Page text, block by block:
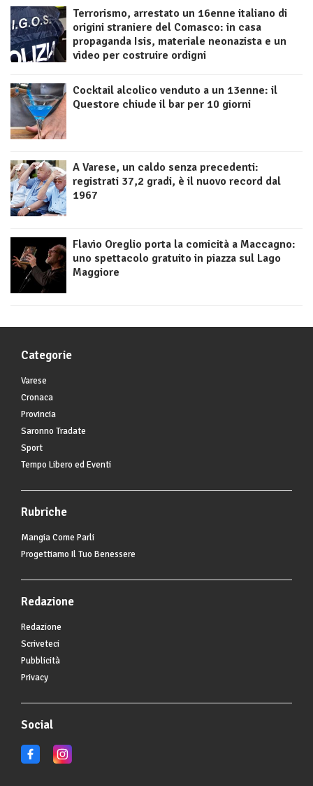
Terrorismo, arrestato un 16enne italiano di
origini straniere del Comasco: in casa
propaganda Isis, materiale neonazista e un
video per costruire ordigni
Cocktail alcolico venduto a un 13enne: il
Questore chiude il bar per 10 giorni
A Varese, un caldo senza precedenti:
registrati 37,2 gradi, è il nuovo record dal
1967
Flavio Oreglio porta la comicità a Maccagno:
uno spettacolo gratuito in piazza sul Lago
Maggiore
Categorie
Varese
Cronaca
Provincia
Saronno Tradate
Sport
Tempo Libero ed Eventi
Rubriche
Mangia Come Parli
Progettiamo Il Tuo Benessere
Redazione
Redazione
Scriveteci
Pubblicità
Privacy
Social